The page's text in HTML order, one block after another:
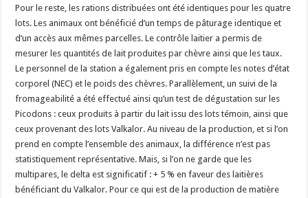
Pour le reste, les rations distribuées ont été identiques pour les quatre
lots. Les animaux ont bénéficié d’un temps de pâturage identique et
d’un accès aux mêmes parcelles. Le contrôle laitier a permis de
mesurer les quantités de lait produites par chèvre ainsi que les taux.
Le personnel de la station a également pris en compte les notes d’état
corporel (NEC) et le poids des chèvres. Parallèlement, un suivi de la
fromageabilité a été effectué ainsi qu’un test de dégustation sur les
Picodons : ceux produits à partir du lait issu des lots témoin, ainsi que
ceux provenant des lots Valkalor. Au niveau de la production, et si l’on
prend en compte l’ensemble des animaux, la différence n’est pas
statistiquement représentative. Mais, si l’on ne garde que les
multipares,le delta est significatif : + 5 %en faveur des laitières
bénéficiant du Valkalor. Pour ce qui est de la production de matière